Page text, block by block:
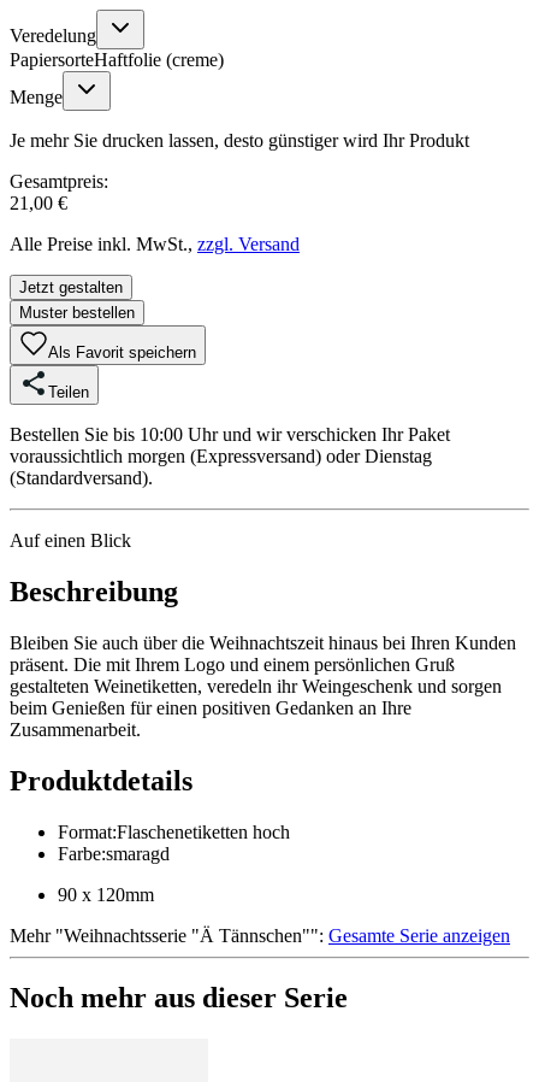
Veredelung
PapiersorteHaftfolie (creme)
Menge
Je mehr Sie drucken lassen, desto günstiger wird Ihr Produkt
Gesamtpreis:
21,00 €
Alle Preise inkl. MwSt., zzgl. Versand
Jetzt gestalten
Muster bestellen
Als Favorit speichern
Teilen
Bestellen Sie bis 10:00 Uhr und wir verschicken Ihr Paket
voraussichtlich morgen (Expressversand) oder Dienstag
(Standardversand).
Auf einen Blick
Beschreibung
Bleiben Sie auch über die Weihnachtszeit hinaus bei Ihren Kunden
präsent. Die mit Ihrem Logo und einem persönlichen Gruß
gestalteten Weinetiketten, veredeln ihr Weingeschenk und sorgen
beim Genießen für einen positiven Gedanken an Ihre
Zusammenarbeit.
Produktdetails
Format:Flaschenetiketten hoch
Farbe:smaragd
90 x 120mm
Mehr"Weihnachtsserie "Ä Tännschen"": Gesamte Serie anzeigen
Noch mehr aus dieser Serie